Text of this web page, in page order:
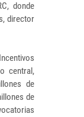
donde
director
central,
de
de